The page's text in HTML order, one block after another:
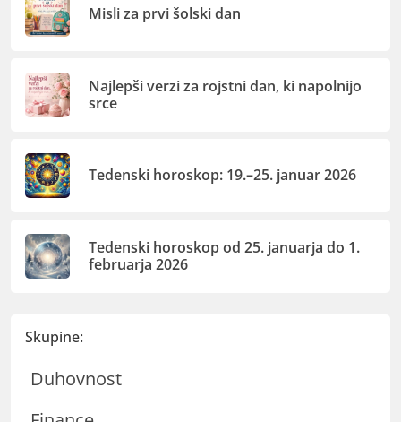
Misli za prvi šolski dan
Najlepši verzi za rojstni dan, ki napolnijo
srce
Tedenski horoskop: 19.–25. januar 2026
Tedenski horoskop od 25. januarja do 1.
februarja 2026
Skupine:
Duhovnost